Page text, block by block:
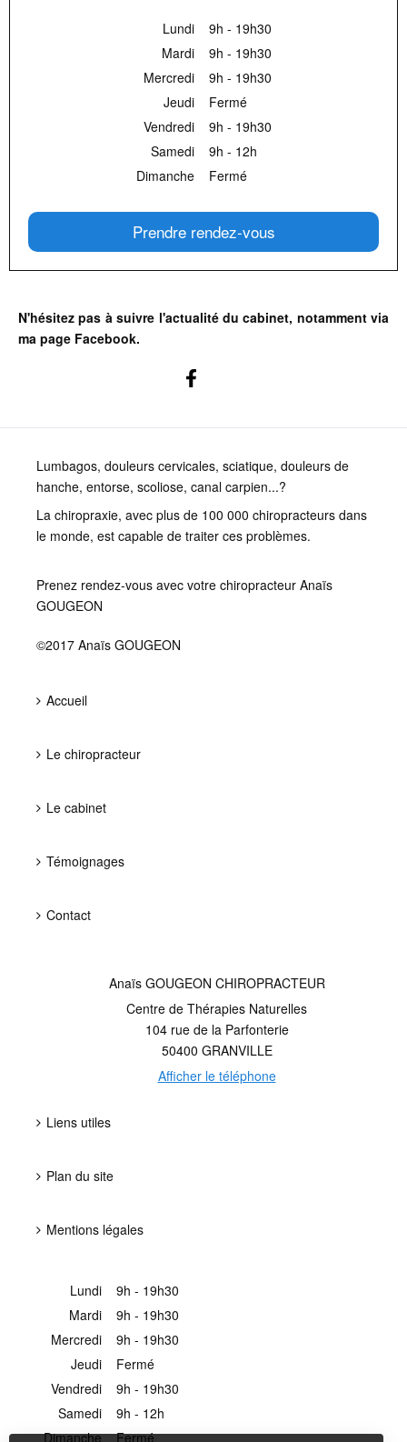
Lundi
9h - 19h30
Mardi
9h - 19h30
Mercredi
9h - 19h30
Jeudi
Fermé
Vendredi
9h - 19h30
Samedi
9h - 12h
Dimanche
Fermé
Prendre rendez-vous
N'hésitez pas à suivre l'actualité du cabinet, notamment via
ma page Facebook.
Lumbagos, douleurs cervicales, sciatique, douleurs de
hanche, entorse, scoliose, canal carpien...?
La chiropraxie, avec plus de 100 000 chiropracteurs dans
le monde, est capable de traiter ces problèmes.
Prenez rendez-vous avec votre chiropracteur Anaïs
GOUGEON
©2017 Anaïs GOUGEON
Accueil
Le chiropracteur
Le cabinet
Témoignages
Contact
Anaïs GOUGEON CHIROPRACTEUR
Centre de Thérapies Naturelles
104 rue de la Parfonterie
50400 GRANVILLE
Afficher le téléphone
Liens utiles
Plan du site
Mentions légales
Lundi
9h - 19h30
Mardi
9h - 19h30
Mercredi
9h - 19h30
Jeudi
Fermé
Vendredi
9h - 19h30
Samedi
9h - 12h
Dimanche
Fermé